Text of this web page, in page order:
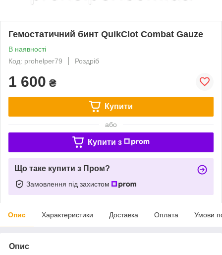
Гемостатичний бинт QuikClot Combat Gauze
В наявності
Код: prohelper79
Роздріб
1 600 ₴
Купити
або
Купити з
Що таке купити з Пром?
Замовлення під захистом
Опис Характеристики Доставка Оплата Умови
Опис